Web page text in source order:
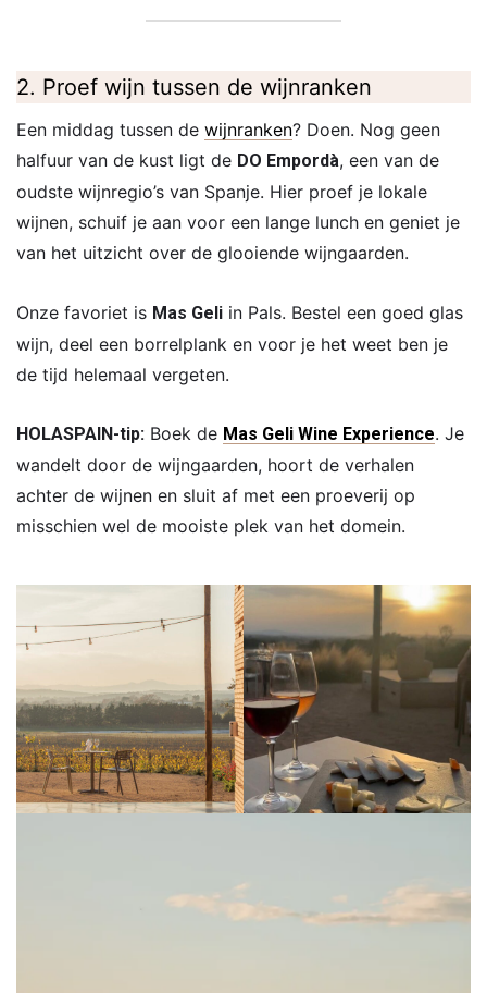
2. Proef wijn tussen de wijnranken
Een middag tussen de wijnranken? Doen. Nog geen
halfuur van de kust ligt de DO Empordà, een van de
oudste wijnregio’s van Spanje. Hier proef je lokale
wijnen, schuif je aan voor een lange lunch en geniet je
van het uitzicht over de glooiende wijngaarden.
Onze favoriet is Mas Geli in Pals. Bestel een goed glas
wijn, deel een borrelplank en voor je het weet ben je
de tijd helemaal vergeten.
HOLASPAIN-tip: Boek de Mas Geli Wine Experience. Je
wandelt door de wijngaarden, hoort de verhalen
achter de wijnen en sluit af met een proeverij op
misschien wel de mooiste plek van het domein.